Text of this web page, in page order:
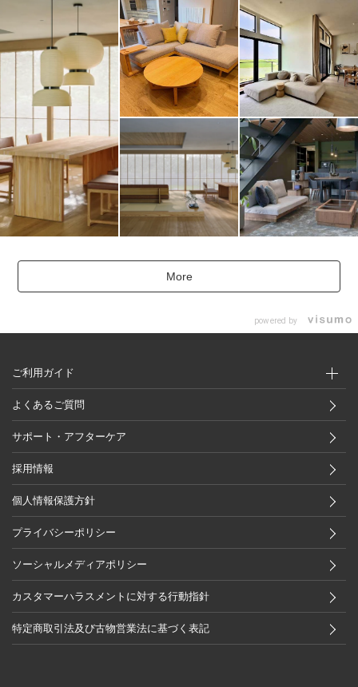
More
powered by
ご利用ガイド
よくあるご質問
サポート・アフターケア
採用情報
個人情報保護方針
プライバシーポリシー
ソーシャルメディアポリシー
カスタマーハラスメントに対する行動指針
特定商取引法及び古物営業法に基づく表記